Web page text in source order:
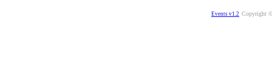
Events v1.2 Copyright